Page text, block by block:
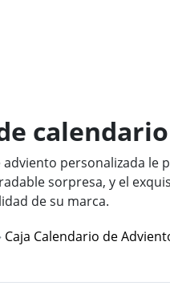
personalizada le
sorpresa, y el
de su marca.
Caja Calendario de